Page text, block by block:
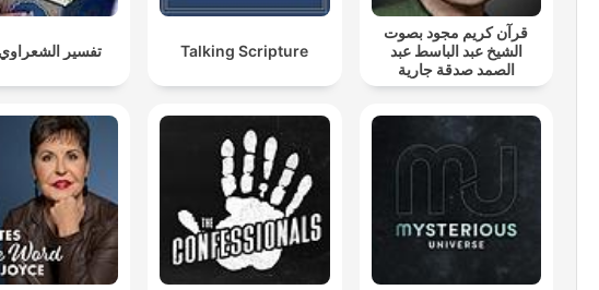
تفسير الشعراوي Talking Scripture
قرآن كريم مجود بصوت
الشيخ عبد الباسط عبد
الصمد صدقة جارية